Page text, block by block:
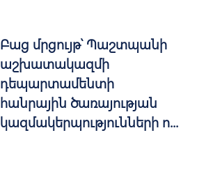
Բաց մրցույթ՝ Պաշտպանի
աշխատակազմի
դեպարտամենտի
հանրային ծառայության
կազմակերպությունների ո...